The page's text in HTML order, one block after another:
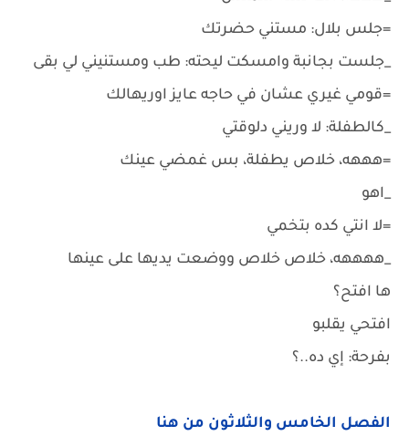
=جلس بلال: مستني حضرتك
_جلست بجانبة وامسكت ليحته: طب ومستنيني لي بقى
=قومي غيري عشان في حاجه عايز اوريهالك
_كالطفلة: لا وريني دلوقتي
=هههه، خلاص يطفلة، بس غمضي عينك
_اهو
=لا انتي كده بتخمي
_ههههه، خلاص خلاص ووضعت يديها على عينها
ها افتح؟
افتحي يقلبو
بفرحة: إي ده..؟
الفصل الخامس والثلاثون من هنا